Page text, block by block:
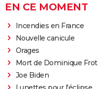
EN CE MOMENT
Incendies en France
Nouvelle canicule
Orages
Mort de Dominique Frot
Joe Biden